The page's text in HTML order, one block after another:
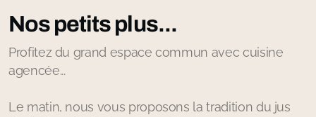
Nos petits plus...
Profitez du grand espace commun avec cuisine
agencée...
Le matin, nous vous proposons la tradition du jus